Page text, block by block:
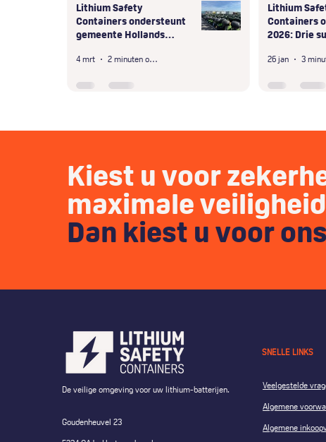
Lithium Safety
Containers ondersteunt
gemeente Hollands
afhandeling van
opslag
4 mrt 2 minuten om te lezen
Lithium
Containers
2026: Drie
26 jan
Kiest u voor
maximale
Dan kiest u voor
De veilige omgeving voor uw lithium-batterijen.
Goudenheuvel 23
SNELLE LINKS
Veelgestelde
Algemene
Algemene